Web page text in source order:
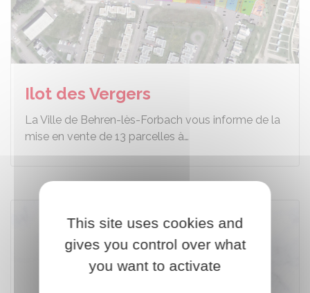
Ilot des Vergers
La Ville de Behren-lès-Forbach vous informe de la
mise en vente de 13 parcelles à…
This site uses cookies and
gives you control over what
you want to activate